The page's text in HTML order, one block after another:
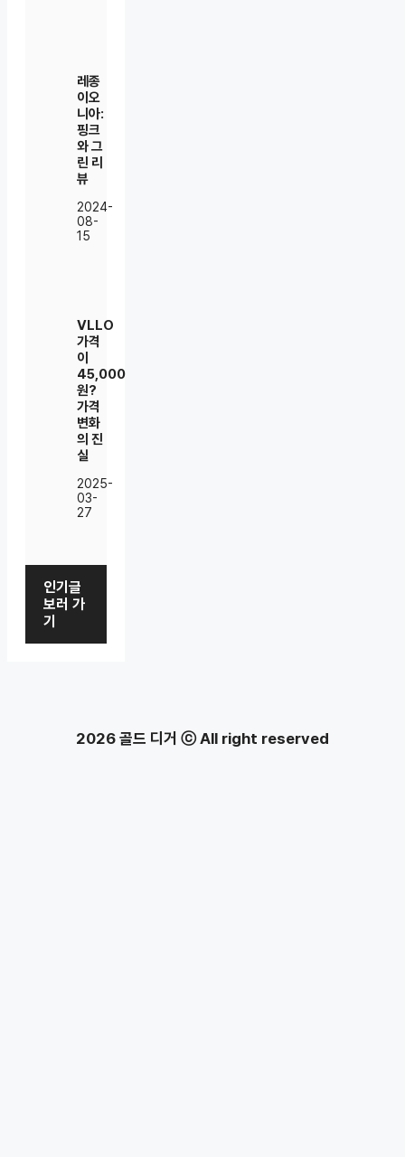
레종
이오
니아:
핑크
와 그
린 리
뷰
2024-
08-
15
VLLO
가격
이
45,000
원?
가격
변화
의 진
실
2025-
03-
27
인기글
보러 가
기
2026 골드 디거 ⓒ All right reserved